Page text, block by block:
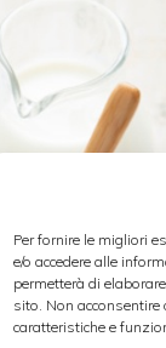
Per fornire le migliori
e/o accedere alle
permetterà di
sito. Non
caratteristiche e